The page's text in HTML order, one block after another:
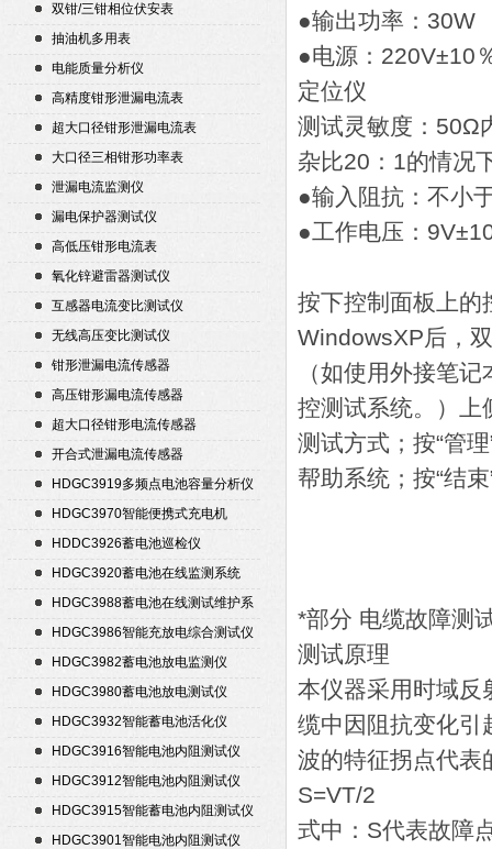
双钳/三钳相位伏安表
抽油机多用表
电能质量分析仪
高精度钳形泄漏电流表
超大口径钳形泄漏电流表
大口径三相钳形功率表
泄漏电流监测仪
漏电保护器测试仪
高低压钳形电流表
氧化锌避雷器测试仪
互感器电流变比测试仪
无线高压变比测试仪
钳形泄漏电流传感器
高压钳形漏电流传感器
超大口径钳形电流传感器
开合式泄漏电流传感器
HDGC3919多频点电池容量分析仪
HDGC3970智能便携式充电机
HDDC3926蓄电池巡检仪
HDGC3920蓄电池在线监测系统
HDGC3988蓄电池在线测试维护系
统
HDGC3986智能充放电综合测试仪
HDGC3982蓄电池放电监测仪
HDGC3980蓄电池放电测试仪
HDGC3932智能蓄电池活化仪
HDGC3916智能电池内阻测试仪
HDGC3912智能电池内阻测试仪
HDGC3915智能蓄电池内阻测试仪
HDGC3901智能电池内阻测试仪
●输出功率：30W
●电源：220V±10
定位仪
测试灵敏度：50Ω
杂比20：1的情况
●输入阻抗：不小
●工作电压：
按下控制面板上的
WindowsXP后，
（如使用外接笔
控测试系统。）上
测试方式；按“管
帮助系统；按“结
*部分 电缆故障测
测试原理
本仪器采用时域反
缆中因阻抗变化引
波的特征拐点代表
S=VT/2
式中：S代表故障